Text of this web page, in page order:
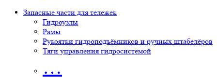
Запасные части для тележек
Гидроузлы
Рамы
Рукоятки гидроподъёмников и ручных штабелёров
Тяги управления гидросистемой
…